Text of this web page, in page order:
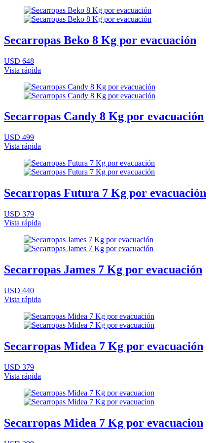
Secarropas Beko 8 Kg por evacuación
USD 648
Vista rápida
Secarropas Candy 8 Kg por evacuación
USD 499
Vista rápida
Secarropas Futura 7 Kg por evacuación
USD 379
Vista rápida
Secarropas James 7 Kg por evacuación
USD 440
Vista rápida
Secarropas Midea 7 Kg por evacuación
USD 379
Vista rápida
Secarropas Midea 7 Kg por evacuacion